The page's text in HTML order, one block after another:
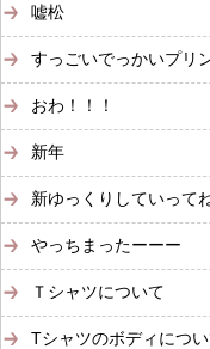
嘘松
すっごいでっかいプリ
おわ！！！
新年
新ゆっくりしていって
やっちまったーーー
Ｔシャツについて
Tシャツのボディにつ